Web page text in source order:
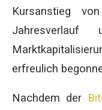
Kursanstieg
erfreulich
Nachdem der